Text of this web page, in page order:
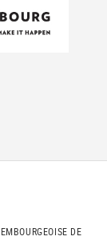
DE